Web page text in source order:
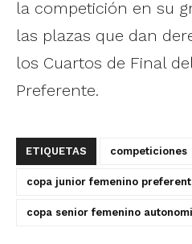
la competición en su
las plazas que dan
los Cuartos de Final
Preferente.
ETIQUETAS competiciones
copa junior femenino
copa senior femenino